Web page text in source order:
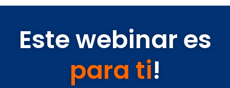
Este webinar es
para ti!